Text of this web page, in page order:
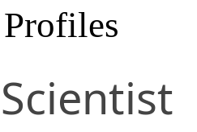
Profiles